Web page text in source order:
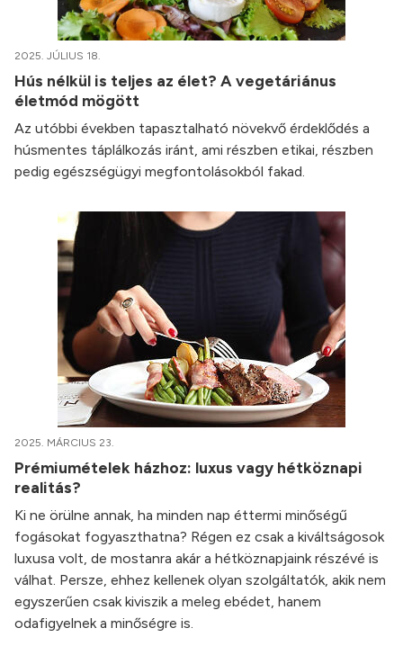
2025. JÚLIUS 18.
Hús nélkül is teljes az élet? A vegetáriánus
életmód mögött
Az utóbbi években tapasztalható növekvő érdeklődés a
húsmentes táplálkozás iránt, ami részben etikai, részben
pedig egészségügyi megfontolásokból fakad.
2025. MÁRCIUS 23.
Prémiumételek házhoz: luxus vagy hétköznapi
realitás?
Ki ne örülne annak, ha minden nap éttermi minőségű
fogásokat fogyaszthatna? Régen ez csak a kiváltságosok
luxusa volt, de mostanra akár a hétköznapjaink részévé is
válhat. Persze, ehhez kellenek olyan szolgáltatók, akik nem
egyszerűen csak kiviszik a meleg ebédet, hanem
odafigyelnek a minőségre is.